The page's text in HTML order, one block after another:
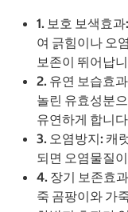
1. 보호 보색효
여 긁힘이나 오
보존이 뛰어납
2. 유연 보습효
놀린 유효성분
유연하게 합니
3. 오염방지: 캐
되면 오염물질
4. 장기 보존효
죽 곰팡이와 가